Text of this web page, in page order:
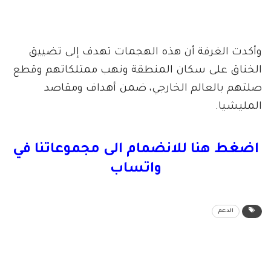
وأكدت الغرفة أن هذه الهجمات تهدف إلى تضييق
الخناق على سكان المنطقة ونهب ممتلكاتهم وقطع
صلتهم بالعالم الخارجي، ضمن أهداف ومقاصد
المليشيا.
اضغط هنا للانضمام الى مجموعاتنا في
واتساب
الدعم